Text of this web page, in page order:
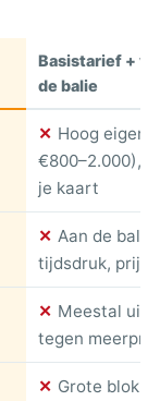
Basistarief +
de balie
✕ Hoog eigen
€800–2.000),
je kaart
✕ Aan de
tijdsdruk, prijs
✕ Meestal
tegen
✕ Grote